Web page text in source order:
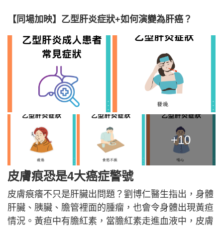
【同場加映】乙型肝炎症狀+如何演變為肝癌？
+10
皮膚痕恐是4大癌症警號
皮膚痕癢不只是肝臟出問題？劉博仁醫生指出，身體
肝臟、胰臟、膽管裡面的腫瘤，也會令身體出現黃疸
情況。黃疸中有膽紅素，當膽紅素走進血液中，皮膚